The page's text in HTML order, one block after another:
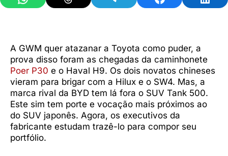
A GWM quer atazanar a Toyota como puder, a
prova disso foram as chegadas da caminhonete
Poer P30 e o Haval H9. Os dois novatos chineses
vieram para brigar com a Hilux e o SW4. Mas, a
marca rival da BYD tem lá fora o SUV Tank 500.
Este sim tem porte e vocação mais próximos ao
do SUV japonês. Agora, os executivos da
fabricante estudam trazê-lo para compor seu
portfólio.